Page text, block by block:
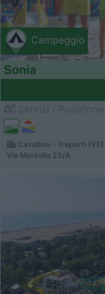
Campeggio
Sonia
Cavallino - Treporti
Via Montello 25/A